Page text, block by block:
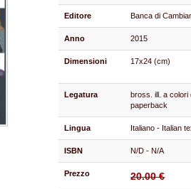
Editore Banca di
Anno 2015
Dimensioni 17x24 (cm)
Legatura
bross. ill. a colori
paperback
Lingua Italiano - Italian
ISBN N/D - N/A
Prezzo 20.00 €